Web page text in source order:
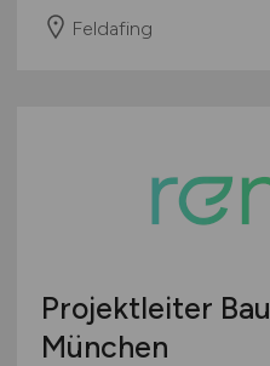
Feldafing
Projektleiter Bau
München